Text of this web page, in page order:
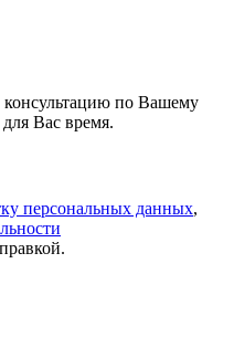
консультацию по Вашему
Вас время.
персональных данных,